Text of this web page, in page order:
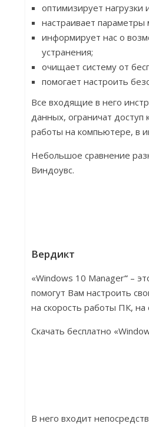
оптимизирует нагрузки
настраивает параметры
информирует нас о
устранения;
очищает систему от
помогает настроить
Все входящие в него
данных, ограничат
работы на компьютере, в
Небольшое сравнение
Виндоувс.
Вердикт
«Windows 10 Manager“ –
помогут Вам настроить
на скорость работы ПК, на
Скачать бесплатно
В него входит